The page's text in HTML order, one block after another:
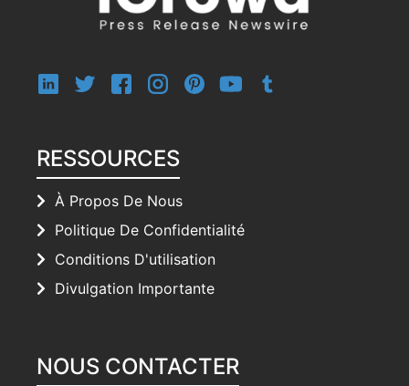
RESSOURCES
À Propos De Nous
Politique De Confidentialité
Conditions D'utilisation
Divulgation Importante
NOUS CONTACTER